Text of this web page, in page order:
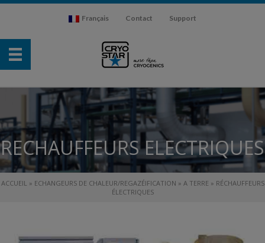
Français Contact Support
RECHAUFFEURS ELECTRIQUES
ACCUEIL » ECHANGEURS DE CHALEUR/REGAZÉIFICATION » A TERRE » RÉCHAUFFEURS
ÉLECTRIQUES